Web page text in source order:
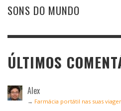
SONS DO MUNDO
ÚLTIMOS
Alex
→ Farmácia portátil nas suas